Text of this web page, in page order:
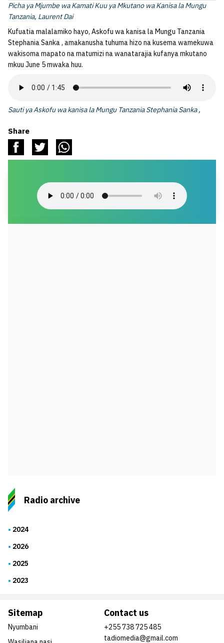
Picha ya Mjumbe wa Kamati Kuu ya Mkutano wa Kanisa la Mungu
Tanzania, Laurent Dai
Kufuatia malalamiko hayo, Askofu wa kanisa la Mungu Tanzania
Stephania Sanka , amakanusha tuhuma hizo na kusema wamekuwa
wakisoma mapato na matumizi na wanatarajia kufanya mkutano
mkuu June 5 mwaka huu.
Sauti ya Askofu wa kanisa la Mungu Tanzania Stephania Sanka ,
Share
Radio archive
2024
2026
2025
2023
Sitemap
Nyumbani
Contact us
+255 738 725 485
tadiomedia@gmail.com